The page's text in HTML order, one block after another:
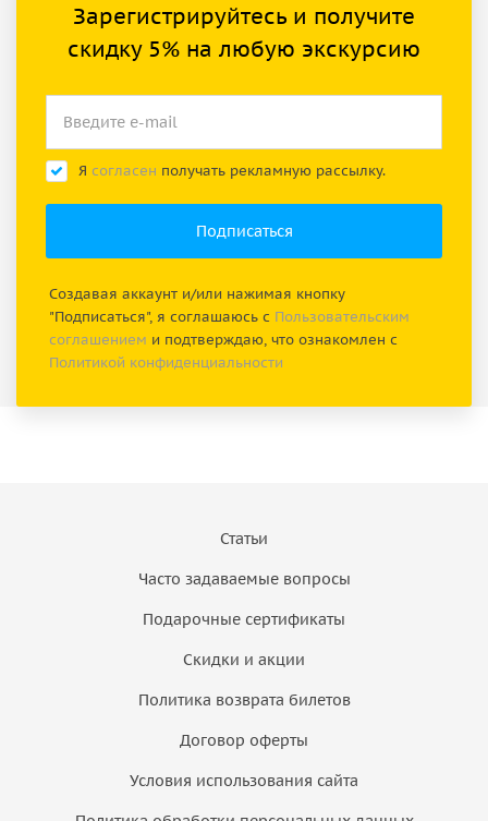
Зарегистрируйтесь и получите
скидку 5% на любую экскурсию
Я согласен получать рекламную рассылку.
Создавая аккаунт и/или нажимая кнопку
"Подписаться", я соглашаюсь с Пользовательским
соглашением и подтверждаю, что ознакомлен с
Политикой конфиденциальности
Статьи
Часто задаваемые вопросы
Подарочные сертификаты
Скидки и акции
Политика возврата билетов
Договор оферты
Условия использования сайта